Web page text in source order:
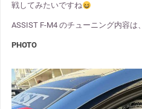
戦してみたいですね
ASSIST F-M4 のチューニング内容は、
PHOTO